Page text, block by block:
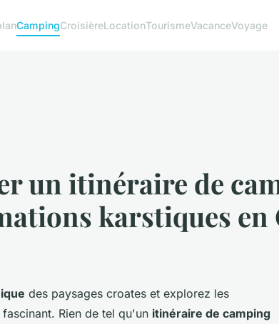
CampingCroisièreLocationTourismeVacanceVoyage
un itinéraire de
karstiques en
des paysages croates et explorez les
Rien de tel qu'un itinéraire de camping